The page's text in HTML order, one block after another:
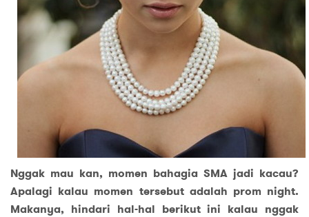
Nggak mau kan, momen bahagia SMA jadi kacau?
Apalagi kalau momen tersebut adalah prom night.
Makanya, hindari hal-hal berikut ini kalau nggak